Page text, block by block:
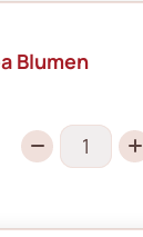
Blumen